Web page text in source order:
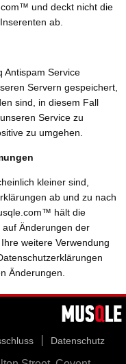
und deckt nicht die
ab.
Antispam Service
Servern gespeichert,
sind, in diesem Fall
Service zu
zu umgehen.
kleiner sind,
ab und zu nach
hält die
Änderungen der
weitere Verwendung
Änderungen.
Datenschutz